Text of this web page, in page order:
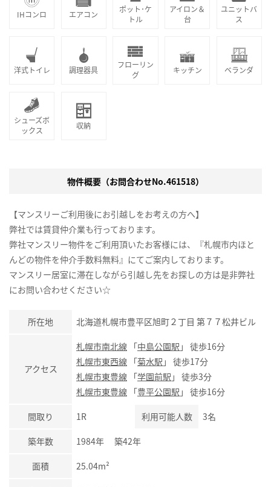
IHコンロ エアコン
ポット･ケ
トル
アイロン＆
台
ユニットバ
ス
洋式トイレ 調理器具
フローリン
グ
キッチン ベランダ
シューズボ
ックス
収納
物件概要（お問合わせNo.461518）
【マンスリーご利用後にお引越しをお考えの方へ】
弊社では賃貸仲介業も行っております。
弊社マンスリー物件をご利用頂いたお客様には、『札幌市内ほと
んどの物件を仲介手数料無料』にてご案内しております。
マンスリー居室に滞在しながら引越し先をお探しの方は是非弊社
にお問い合わせください☆
所在地 北海道札幌市豊平区旭町２丁目 第７７松井ビル
アクセス
札幌市南北線 「中島公園駅 」 徒歩16分
札幌市東西線 「菊水駅 」 徒歩17分
札幌市東豊線 「学園前駅 」 徒歩3分
札幌市東豊線 「豊平公園駅 」 徒歩16分
間取り 1R 利用可能人数 3名
築年数 1984年 築42年
面積 25.04m²